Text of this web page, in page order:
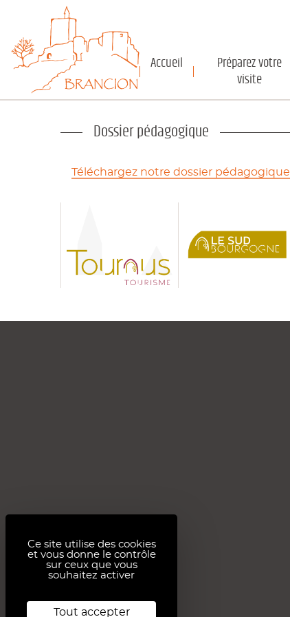
Accueil
Préparez votre
visite
Dossier pédagogique
Téléchargez notre dossier pédagogique
Panneau de gestion des cookies
Ce site utilise des cookies
et vous donne le contrôle
sur ceux que vous
souhaitez activer
Tout accepter